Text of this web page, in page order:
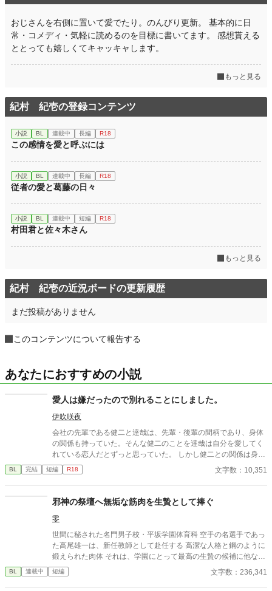
おじさんを右側に置いて愛でたり。のんびり更新。 基本的に日
常・コメディ・気軽に読めるのを目標に書いてます。 感想貰える
ととっても嬉しくてキャッキャします。
もっと見る
紀村 紀壱の登録コンテンツ
小説 BL 連載中 長編 R18
この感情を愛と呼ぶには
小説 BL 連載中 長編 R18
従者の愛と葛藤の日々
小説 BL 連載中 短編 R18
村田君と佐々木さん
もっと見る
紀村 紀壱の近況ボードの更新履歴
まだ投稿がありません
このコンテンツについて報告する
あなたにおすすめの小説
愛人は嫌だったので別れることにしました。
伊吹咲夜
会社の先輩である健二と達哉は、先輩・後輩の間柄であり、身体
の関係も持っていた。そんな健二のことを達哉は自分を愛してく
れている恋人だとずっと思っていた。 しかし健二との関係は身体
だけで、それ以上のことはない。疑問に思っていた日、健二が結
婚したと朝礼で報告が。健二は達哉のことを愛してはいなかった
BL 完結 短編 R18 文字数：10,351
邪神の祭壇へ無垢な筋肉を生贄として捧ぐ
零
世間に秘された名門男子校・平坂学園体育科 空手の名選手であっ
た高尾雄一は、新任教師として赴任する 高潔な人格と鋼のように
鍛えられた肉体 それは、学園にとって最高の生贄の候補に他なら
なかった 至高の筋肉を持つ、精神を削られ意志をなくした青年を
太古の神に捧げるため、“水”、“風”、“土”の信奉者達が暗躍する 意
BL 連載中 短編 文字数：236,341